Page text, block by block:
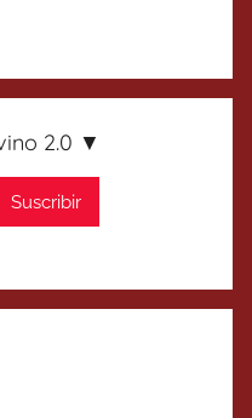
2.0 ▼